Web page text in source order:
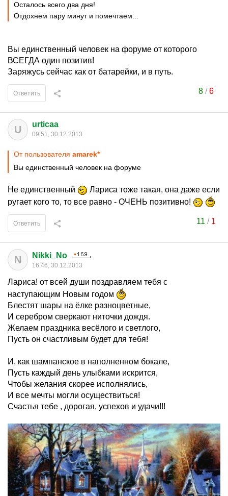
Осталось всего два дня!
Отдохнем пару минут и помечтаем...
Вы единственный человек на форуме от которого
ВСЕГДА один позитив!
Заряжусь сейчас как от батарейки, и в путь.
8/6
Ответить
U urticaa
09:51, 30.12.2013
От пользователя amarek*
Вы единственный человек на форуме
Не единственный
Лариса тоже такая, она даже если
ругает кого то, то все равно - ОЧЕНЬ позитивно!
11 / 1
Ответить
N Nikki_No
16:46, 30.12.2013
Лариса! от всей души поздравляем тебя с
наступающим Новым годом
Блестят шары на ёлке разноцветные,
И серебром сверкают ниточки дождя.
Желаем праздника весёлого и светлого,
Пусть он счастливым будет для тебя!
И, как шампанское в наполненном бокале,
Пусть каждый день улыбками искрится,
Чтобы желания скорее исполнялись,
И все мечты могли осуществиться!
Счастья тебе , дорогая, успехов и удачи!!!